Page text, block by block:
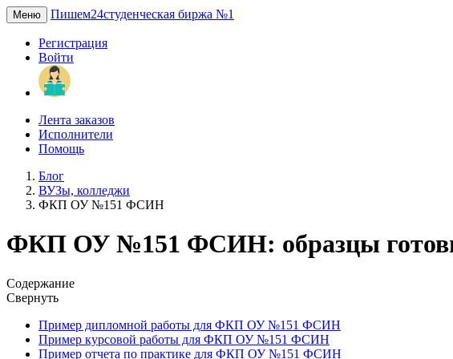
Меню Пишем24студенческая биржа №1
Регистрация
Войти
Лента заказов
Исполнители
Помощь
Блог
ВУЗы, колледжи
ФКП ОУ №151 ФСИН
ФКП ОУ №151 ФСИН: образцы
Содержание
Свернуть
Пример дипломной работы для ФКП ОУ №151 ФСИН
Пример курсовой работы для ФКП ОУ №151 ФСИН
Пример отчета по практике для ФКП ОУ №151 ФСИН